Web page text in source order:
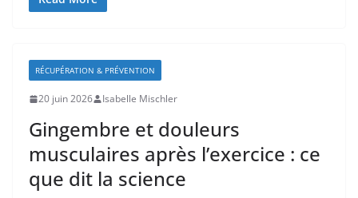
RÉCUPÉRATION & PRÉVENTION
20 juin 2026 Isabelle Mischler
Gingembre et douleurs
musculaires après l’exercice : ce
que dit la science